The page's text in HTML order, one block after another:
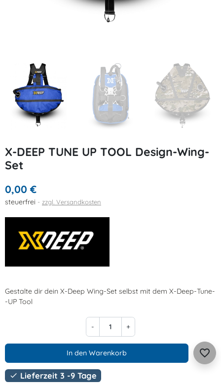
X-DEEP TUNE UP TOOL Design-Wing-
Set
0,00 €
steuerfrei zzgl. Versandkosten
Gestalte dir dein X-Deep Wing-Set selbst mit dem X-Deep-Tune-
-UP Tool
- +
In den Warenkorb favorite_border
 Lieferzeit 3 -9 Tage